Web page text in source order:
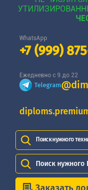
WhatsApp
+7 (999)
Ежедневно с 9 до 22
Telegram
Поиск нужного
Поиск нужного
Заказать